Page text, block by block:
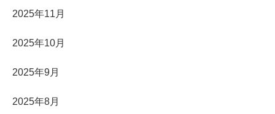
2025年11月
2025年10月
2025年9月
2025年8月